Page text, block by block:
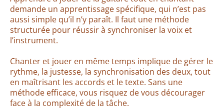
demande un apprentissage spécifique, qui n’est pas
aussi simple qu’il n’y paraît. Il faut une méthode
structurée pour réussir à synchroniser la voix et
l’instrument.
Chanter et jouer en même temps implique de gérer le
rythme, la justesse, la synchronisation des deux, tout
en maîtrisant les accords et le texte. Sans une
méthode efficace, vous risquez de vous décourager
face à la complexité de la tâche.